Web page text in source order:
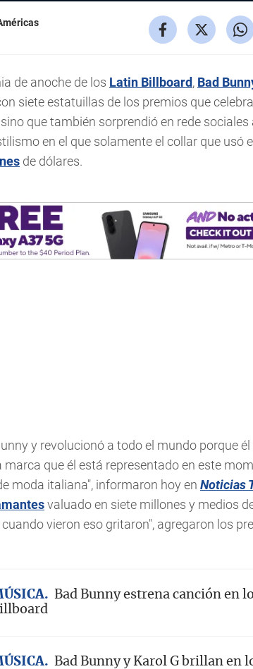
de anoche de los Latin Billboard, Bad
siete estatuillas de los premios que
que también sorprendió en rede sociales
en el que solamente el collar que usó
de dólares.
y revolucionó a todo el mundo porque
marca que él está representado en este
moda italiana", informaron hoy en Noticias
valuado en siete millones y medios
cuando vieron eso gritaron", agregaron los
Bad Bunny estrena canción en
Bad Bunny y Karol G brillan en